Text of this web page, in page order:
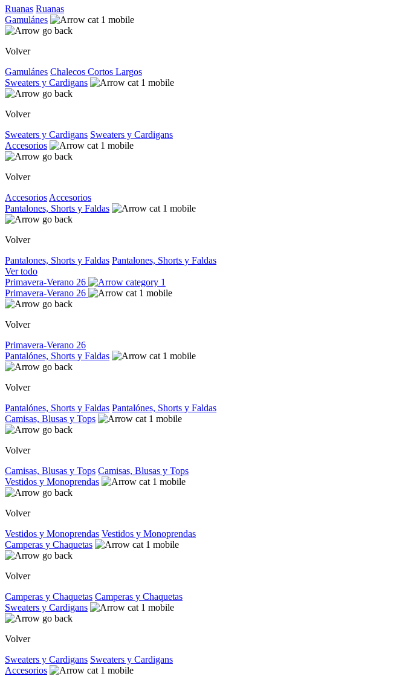
Ruanas Ruanas
Gamulánes
Volver
Gamulánes Chalecos Cortos Largos
Sweaters y Cardigans
Volver
Sweaters y Cardigans Sweaters y Cardigans
Accesorios
Volver
Accesorios Accesorios
Pantalones, Shorts y Faldas
Volver
Pantalones, Shorts y Faldas Pantalones, Shorts y Faldas
Ver todo
Primavera-Verano 26
Primavera-Verano 26
Volver
Primavera-Verano 26
Pantalónes, Shorts y Faldas
Volver
Pantalónes, Shorts y Faldas Pantalónes, Shorts y Faldas
Camisas, Blusas y Tops
Volver
Camisas, Blusas y Tops Camisas, Blusas y Tops
Vestidos y Monoprendas
Volver
Vestidos y Monoprendas Vestidos y Monoprendas
Camperas y Chaquetas
Volver
Camperas y Chaquetas Camperas y Chaquetas
Sweaters y Cardigans
Volver
Sweaters y Cardigans Sweaters y Cardigans
Accesorios